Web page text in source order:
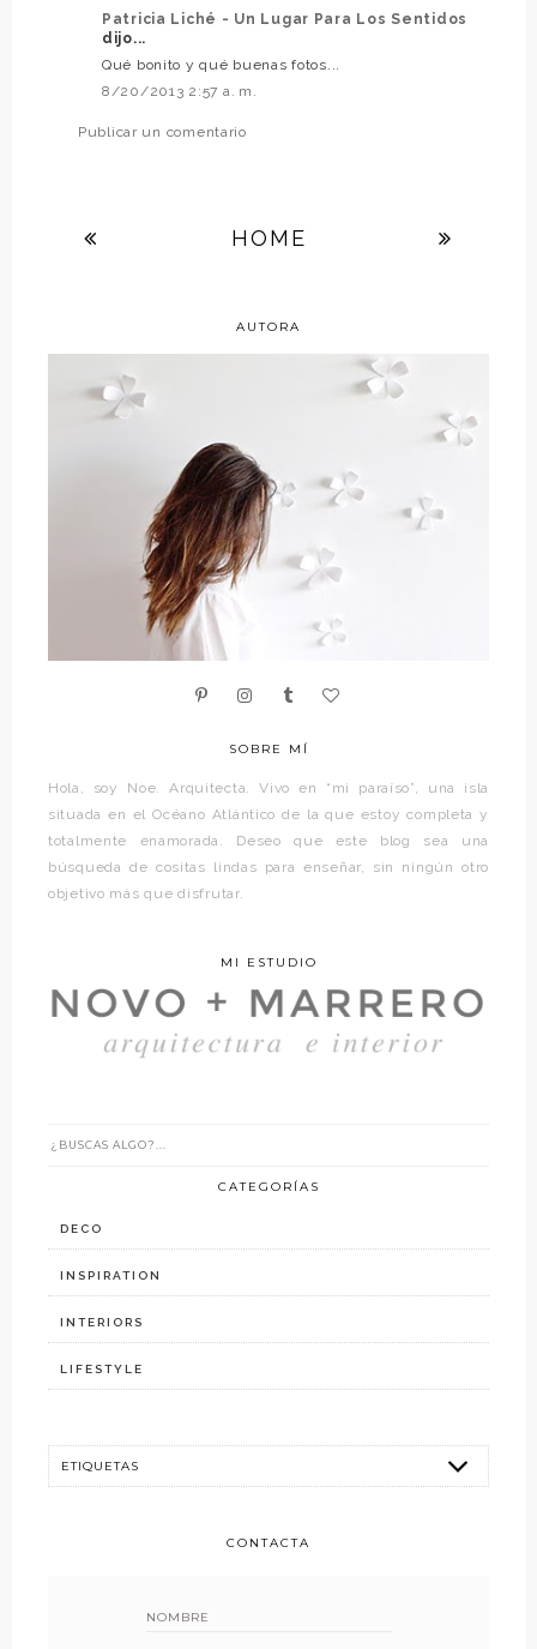
Patricia Liché - Un Lugar Para Los Sentidos
dijo...
Qué bonito y qué buenas fotos...
8/20/2013 2:57 a. m.
Publicar un comentario
HOME
AUTORA
SOBRE MÍ
Hola, soy Noe. Arquitecta. Vivo en “mi paraíso”, una isla
situada en el Océano Atlántico de la que estoy completa y
totalmente enamorada. Deseo que este blog sea una
búsqueda de cositas lindas para enseñar, sin ningún otro
objetivo más que disfrutar.
MI ESTUDIO
CATEGORÍAS
DECO
INSPIRATION
INTERIORS
LIFESTYLE
CONTACTA